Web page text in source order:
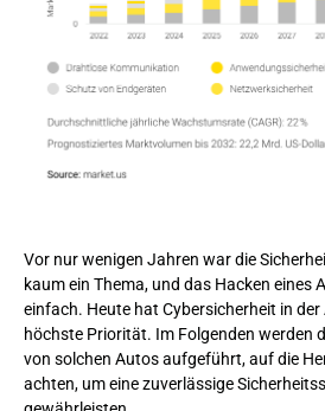
Vor nur wenigen Jahren war die
kaum ein Thema, und das Hacken eines
einfach. Heute hat Cybersicherheit in
höchste Priorität. Im Folgenden werden
von solchen Autos aufgeführt, auf die
achten, um eine zuverlässige